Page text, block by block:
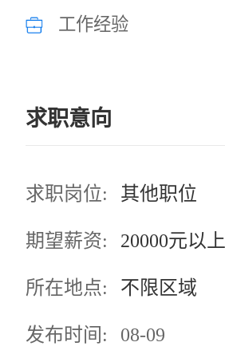
工作经验
求职意向
求职岗位: 其他职位
期望薪资: 20000元以上
所在地点: 不限区域
发布时间: 08-09